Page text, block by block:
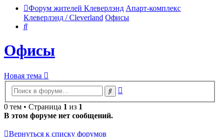
Форум жителей Клеверлэнд Апарт-комплекс
Клеверлэнд / Cleverland Офисы
Поиск
Офисы
Новая тема
Поиск
0 тем • Страница 1 из 1
В этом форуме нет сообщений.
Вернуться к списку форумов